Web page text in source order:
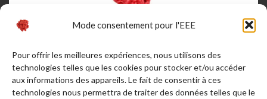
Mode consentement pour l'EEE
Pour offrir les meilleures expériences, nous utilisons des
technologies telles que les cookies pour stocker et/ou accéder
aux informations des appareils. Le fait de consentir à ces
technologies nous permettra de traiter des données telles que le
Afficher plus... Suivez-nous sur Instagram
RENDEZ NOUS VISITE